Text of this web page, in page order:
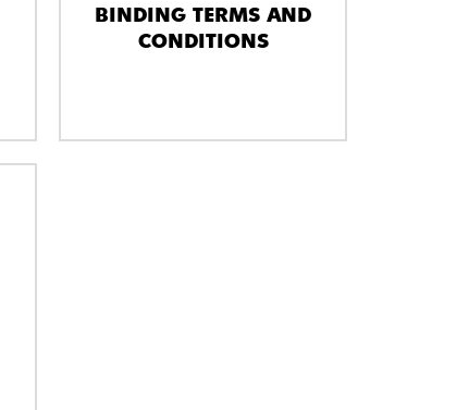
BINDING TERMS AND
CONDITIONS